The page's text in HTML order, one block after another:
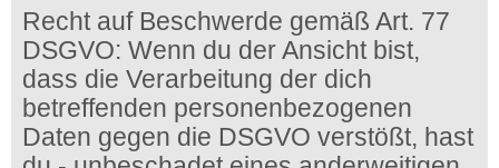
Recht auf Beschwerde gemäß Art. 77
DSGVO: Wenn du der Ansicht bist,
dass die Verarbeitung der dich
betreffenden personenbezogenen
Daten gegen die DSGVO verstößt, hast